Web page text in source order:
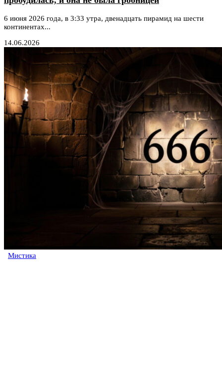
6 июня 2026 года, в 3:33 утра, двенадцать пирамид на шести
континентах...
14.06.2026
Мистика